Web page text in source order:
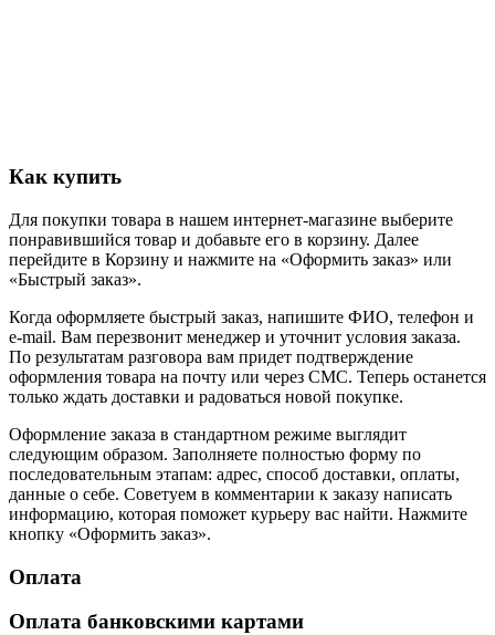
Как купить
Для покупки товара в нашем интернет-магазине выберите
понравившийся товар и добавьте его в корзину. Далее
перейдите в Корзину и нажмите на «Оформить заказ» или
«Быстрый заказ».
Когда оформляете быстрый заказ, напишите ФИО, телефон и
e-mail. Вам перезвонит менеджер и уточнит условия заказа.
По результатам разговора вам придет подтверждение
оформления товара на почту или через СМС. Теперь останется
только ждать доставки и радоваться новой покупке.
Оформление заказа в стандартном режиме выглядит
следующим образом. Заполняете полностью форму по
последовательным этапам: адрес, способ доставки, оплаты,
данные о себе. Советуем в комментарии к заказу написать
информацию, которая поможет курьеру вас найти. Нажмите
кнопку «Оформить заказ».
Оплата
Оплата банковскими картами